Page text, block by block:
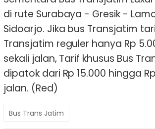
di rute Surabaya - Gresik -
Sidoarjo. Jika bus Transjatim
Transjatim reguler hanya Rp
sekali jalan, Tarif khusus Bus
dipatok dari Rp 15.000 hingga
jalan. (Red)
Bus Trans Jatim